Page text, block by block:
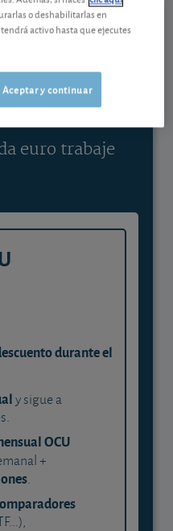
a SOCIOS
con visión
euro trabaje
durante el
y sigue a
OCU
+
.
o deshabilitarlas en
activo hasta que ejecutes
Aceptar y continuar